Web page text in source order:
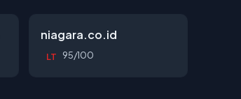
niagara.co.id
LT 95/100